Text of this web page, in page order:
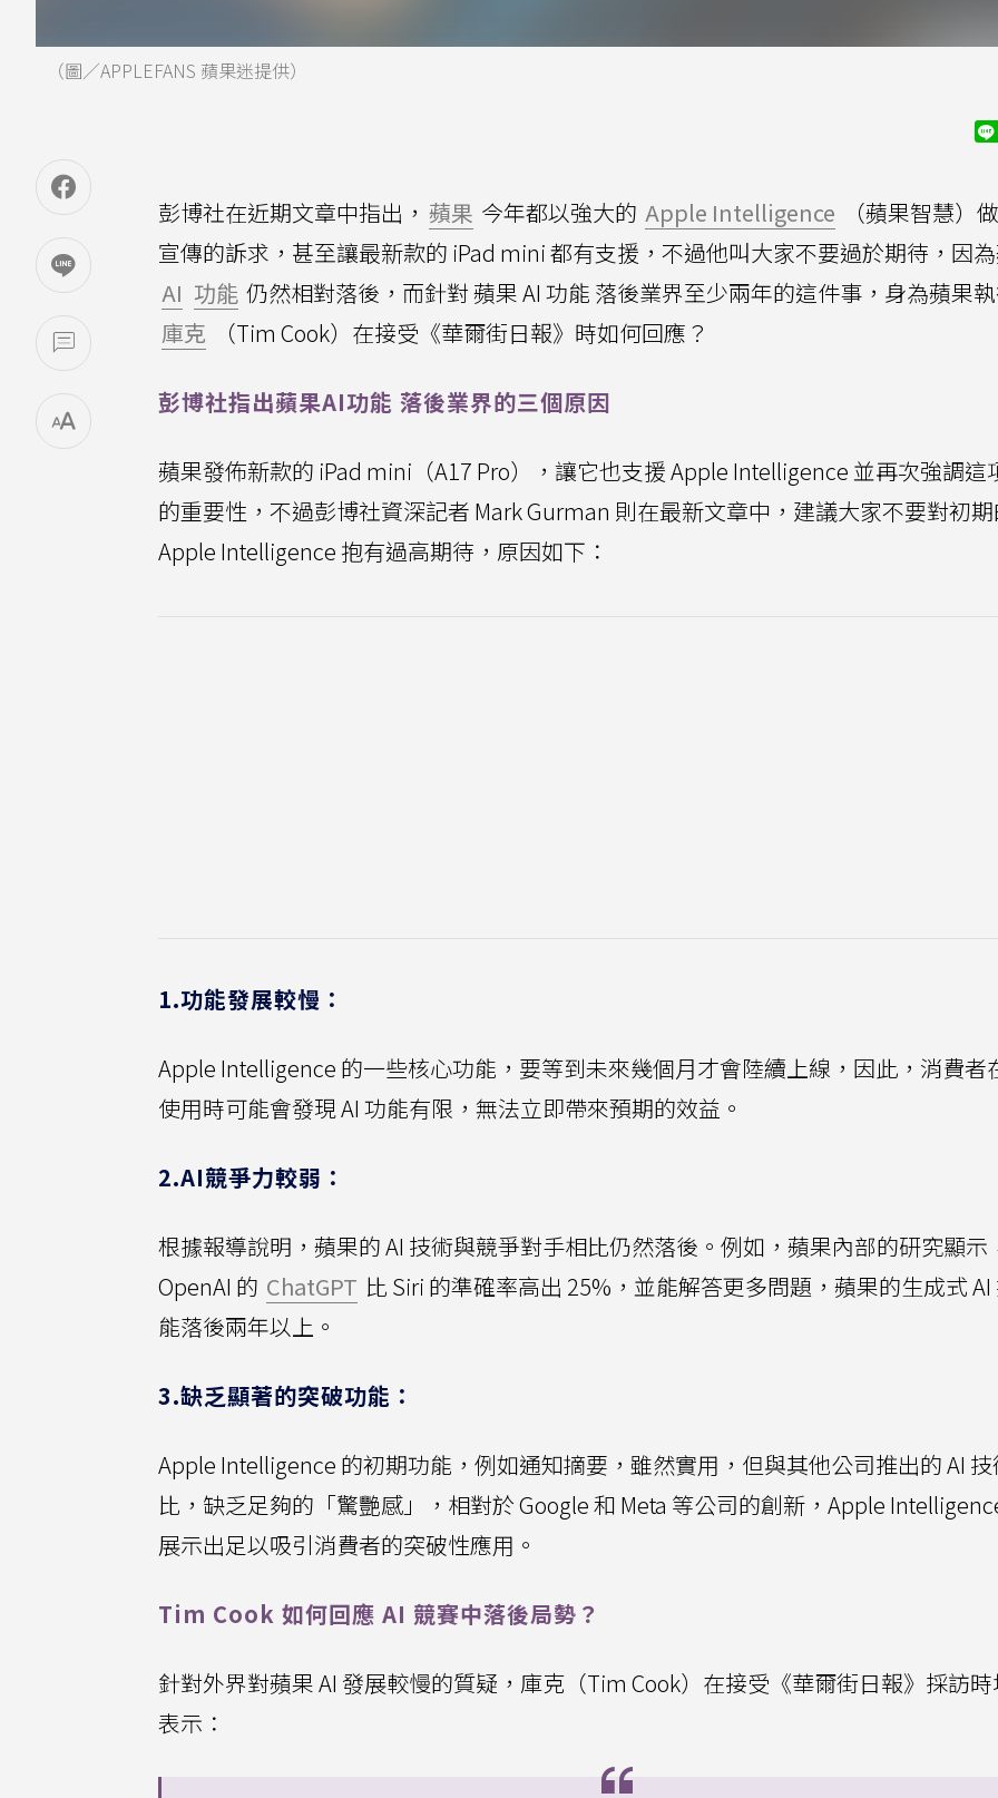
（圖／APPLEFANS 蘋果迷提供）
彭博社在近期文章中指出， 蘋果 今年都以強大的 Apple Intelligence
（蘋果智慧）
宣傳的訴求，甚至讓最新款的 iPad mini 都有支援，不過他叫大家不要過於期待，因
AI 功能 仍然相對落後，而針對 蘋果 AI 功能 落後業界至少兩年的這件事，身為蘋果
庫克
（Tim Cook）在接受《華爾街日報》時如何回應？
彭博社指出蘋果AI功能 落後業界的三個原因
蘋果發佈新款的 iPad mini（A17 Pro），讓它也支援 Apple Intelligence 並再次強調這
的重要性，不過彭博社資深記者 Mark Gurman 則在最新文章中，建議大家不要對初
Apple Intelligence 抱有過高期待，原因如下：
1.功能發展較慢：
Apple Intelligence 的一些核心功能，要等到未來幾個月才會陸續上線，因此，消費者
使用時可能會發現 AI 功能有限，無法立即帶來預期的效益。
2.AI競爭力較弱：
根據報導說明，蘋果的 AI 技術與競爭對手相比仍然落後。例如，蘋果內部的研究顯示
OpenAI 的 ChatGPT 比 Siri 的準確率高出 25%，並能解答更多問題，蘋果的生成式
能落後兩年以上。
3.缺乏顯著的突破功能：
Apple Intelligence 的初期功能，例如通知摘要，雖然實用，但與其他公司推出的 AI
比，缺乏足夠的「驚艷感」，相對於 Google 和 Meta 等公司的創新，Apple
展示出足以吸引消費者的突破性應用。
Tim Cook 如何回應 AI 競賽中落後局勢？
針對外界對蘋果 AI 發展較慢的質疑，庫克（Tim Cook）在接受《華爾街日報》採訪
表示：